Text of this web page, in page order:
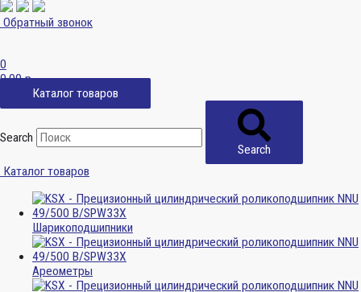
Обратный звонок
0
0,00р.
Каталог товаров
Search
Search
Каталог товаров
Шарикоподшипники
Ареометры